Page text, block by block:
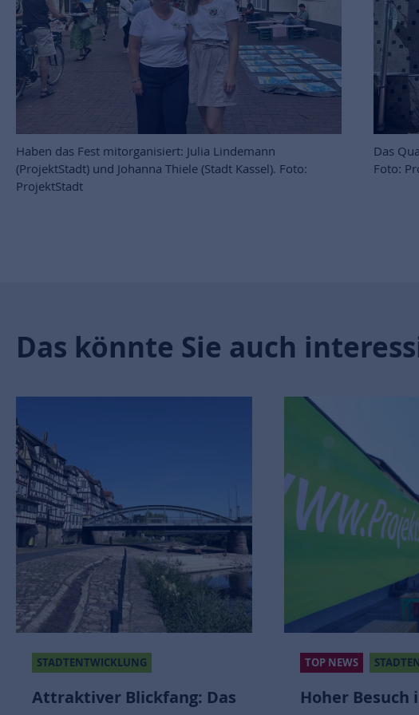
Haben das Fest mitorganisiert: Julia Lindemann
(ProjektStadt) und Johanna Thiele (Stadt Kassel). Foto:
ProjektStadt
Das
Foto:
Das könnte Sie auch
STADTENTWICKLUNG
Attraktiver Blickfang: Das
TOP NEWS
Hoher Besuch